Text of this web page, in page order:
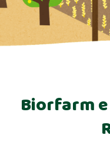
Biorfarm